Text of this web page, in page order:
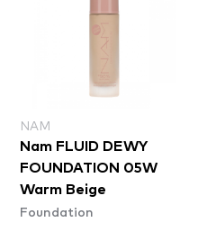
NAM
Nam FLUID DEWY
FOUNDATION 05W
Warm Beige
Foundation